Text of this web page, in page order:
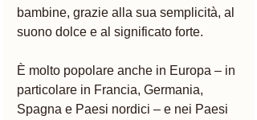
bambine, grazie alla sua semplicità, al
suono dolce e al significato forte.
È molto popolare anche in Europa – in
particolare in Francia, Germania,
Spagna e Paesi nordici – e nei Paesi